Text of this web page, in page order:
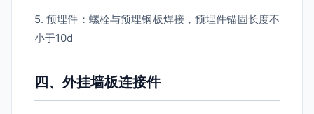
5. 预埋件：螺栓与预埋钢板焊接，预埋件锚固长度不
小于10d
四、外挂墙板连接件